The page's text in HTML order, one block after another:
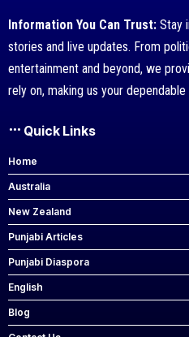
Information You Can Trust: Stay
stories and live updates. From
entertainment and beyond, we
rely on, making us your
Quick Links
Home
Australia
New Zealand
Punjabi Articles
Punjabi Diaspora
English
Blog